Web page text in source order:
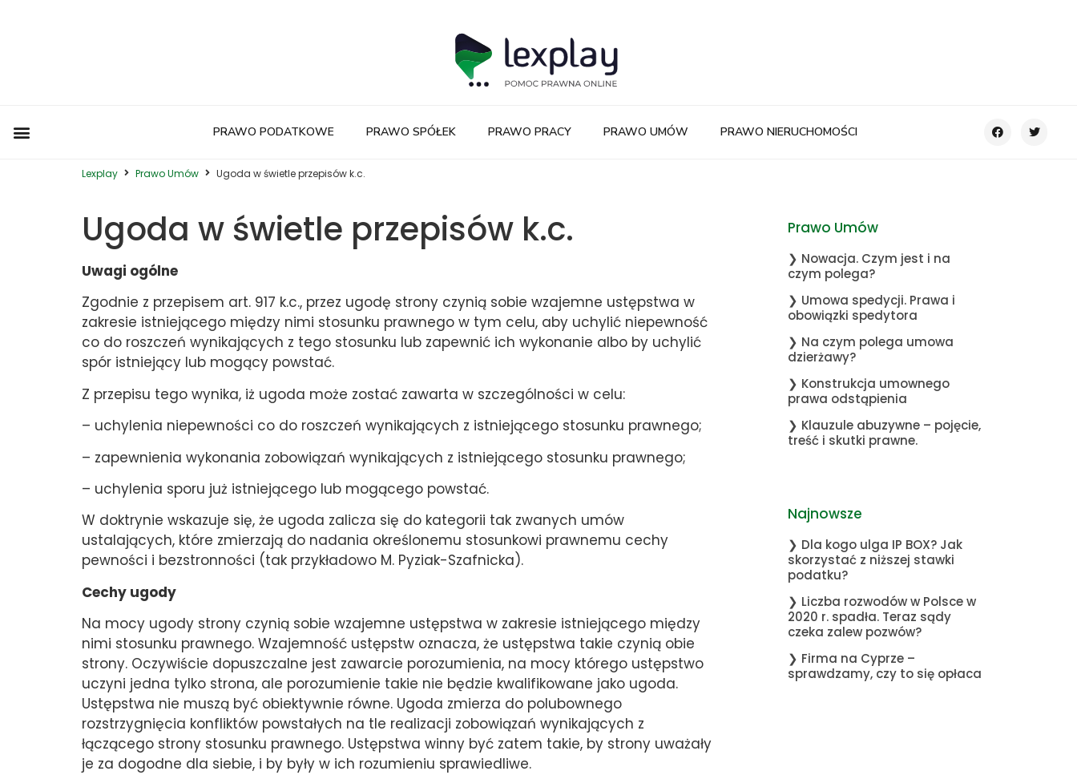
PRAWO PODATKOWE PRAWO SPÓŁEK PRAWO PRACY PRAWO UMÓW PRAWO NIERUCHOMOŚCI
Lexplay Prawo Umów Ugoda w świetle przepisów k.c.
Ugoda w świetle przepisów k.c.
Uwagi ogólne
Zgodnie z przepisem art. 917 k.c., przez ugodę strony czynią sobie wzajemne ustępstwa w
zakresie istniejącego między nimi stosunku prawnego w tym celu, aby uchylić niepewność
co do roszczeń wynikających z tego stosunku lub zapewnić ich wykonanie albo by uchylić
spór istniejący lub mogący powstać.
Z przepisu tego wynika, iż ugoda może zostać zawarta w szczególności w celu:
– uchylenia niepewności co do roszczeń wynikających z istniejącego stosunku prawnego;
– zapewnienia wykonania zobowiązań wynikających z istniejącego stosunku prawnego;
– uchylenia sporu już istniejącego lub mogącego powstać.
W doktrynie wskazuje się, że ugoda zalicza się do kategorii tak zwanych umów
ustalających, które zmierzają do nadania określonemu stosunkowi prawnemu cechy
pewności i bezstronności (tak przykładowo M. Pyziak-Szafnicka).
Cechy ugody
Na mocy ugody strony czynią sobie wzajemne ustępstwa w zakresie istniejącego między
nimi stosunku prawnego. Wzajemność ustępstw oznacza, że ustępstwa takie czynią obie
strony. Oczywiście dopuszczalne jest zawarcie porozumienia, na mocy którego ustępstwo
uczyni jedna tylko strona, ale porozumienie takie nie będzie kwalifikowane jako ugoda.
Ustępstwa nie muszą być obiektywnie równe. Ugoda zmierza do polubownego
rozstrzygnięcia konfliktów powstałych na tle realizacji zobowiązań wynikających z
łączącego strony stosunku prawnego. Ustępstwa winny być zatem takie, by strony uważały
je za dogodne dla siebie, i by były w ich rozumieniu sprawiedliwe.
Prawo Umów
❯ Nowacja. Czym jest i na
czym polega?
❯ Umowa spedycji. Prawa i
obowiązki spedytora
❯ Na czym polega umowa
dzierżawy?
❯ Konstrukcja umownego
prawa odstąpienia
❯ Klauzule abuzywne – pojęcie,
treść i skutki prawne.
Najnowsze
❯ Dla kogo ulga IP BOX? Jak
skorzystać z niższej stawki
podatku?
❯ Liczba rozwodów w Polsce w
2020 r. spadła. Teraz sądy
czeka zalew pozwów?
❯ Firma na Cyprze –
sprawdzamy, czy to się opłaca